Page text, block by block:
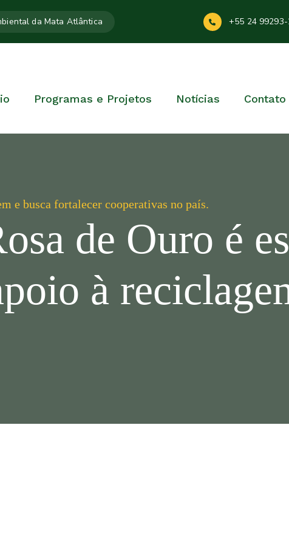
da Mata Atlântica +55 24
Programas e Projetos Notícias Contato
e busca fortalecer cooperativas no país.
de Ouro é
à